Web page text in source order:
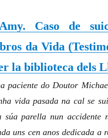
Caso de
da Vida
la biblioteca dels
paciente do Doutor
vida pasada na cal se
súa parella nun
uns cen anos dedicada a